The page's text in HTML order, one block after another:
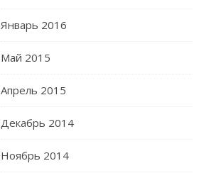
Январь 2016
Май 2015
Апрель 2015
Декабрь 2014
Ноябрь 2014